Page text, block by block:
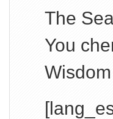
The
You